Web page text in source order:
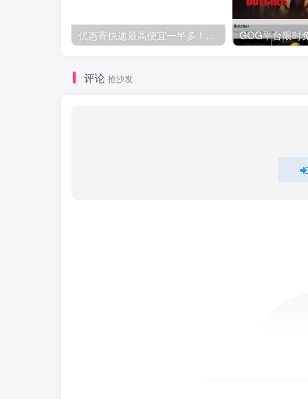
优惠寄快递最高便宜一半多！白鸽惠递
评论 抢沙发